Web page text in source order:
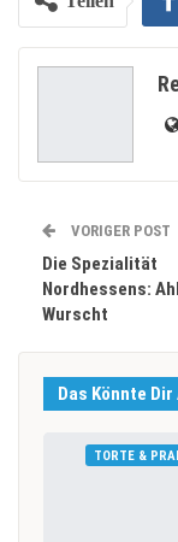
VORIGER POST
Die Spezialität
Nordhessens:
Wurscht
Das Könnte
TORTE &